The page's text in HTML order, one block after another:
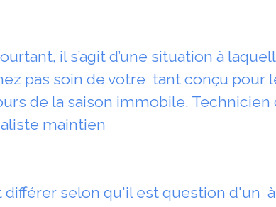
il s’agit d’une situation à
pas soin de votre tant conçu pour
de la saison immobile. Technicien
maintien
selon qu'il est question d'un